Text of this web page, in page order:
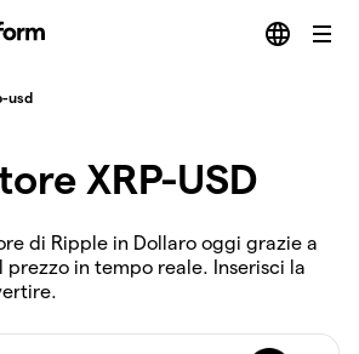
usd
XRP-USD
di Ripple in Dollaro oggi grazie a
in tempo reale. Inserisci la